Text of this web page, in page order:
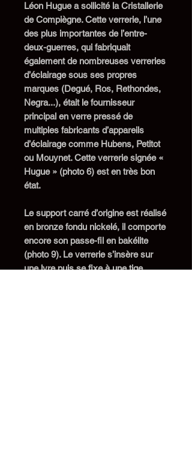
Léon Hugue a sollicité laCristallerie
deCompiègne.Cette verrerie, l’une
des plus importantes de l’entre-
deux-guerres, qui fabriquait
également de nombreuses verreries
d’éclairagesous ses propres
marques (Degué, Ros, Rethondes,
Negra...), était le fournisseur
principal en verre pressé de
multiples fabricants d’appareils
d’éclairage comme Hubens, Petitot
ou Mouynet.Cetteverrerie signée «
Hugue » (photo 6) est en très bon
état.
Le support carré d’origine est réalisé
en bronze fondu nickelé, il comporte
encore son passe-fil en bakélite
(photo 9). Le verreries’insère sur
une lyre puis se fixe à une tige